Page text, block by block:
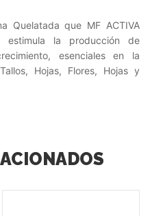
Quelatada que MF ACTIVA
la producción de
esenciales en la
Hojas, Flores, Hojas y